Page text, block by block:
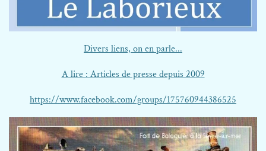
Divers liens, on en parle...
A lire : Articles de presse depuis 2009
https://www.facebook.com/groups/175760944386525